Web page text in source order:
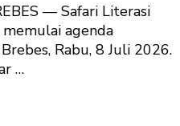
— Safari Literasi
agenda
Rabu, 8 Juli 2026.
…